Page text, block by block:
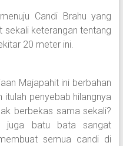
Candi Brahu yang
sekali keterangan tentang
20 meter ini.
Majapahit ini berbahan
penyebab hilangnya
berbekas sama sekali?
juga batu bata sangat
semua candi di